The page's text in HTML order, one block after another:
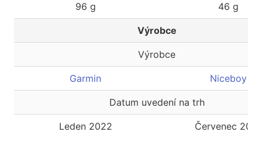
96 g 46 g
Výrobce
Výrobce
Garmin Niceboy
Datum uvedení na trh
Leden 2022 Červenec 2021